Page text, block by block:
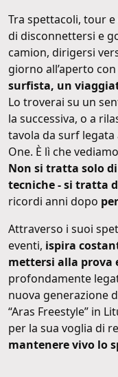
Tra spettacoli, tour
di disconnettersi e
camion, dirigersi
giorno all’aperto
surfista, un
Lo troverai su un
la successiva, o a
tavola da surf
One. È lì che
Non si tratta solo
tecniche - si tratta
ricordi anni dopo
Attraverso i suoi
eventi, ispira
mettersi alla prova
profondamente
nuova generazione
“Aras Freestyle” in
per la sua voglia di
mantenere vivo lo